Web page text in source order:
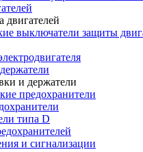
двигателей
выключатели защиты
и держатели
предохранители
типа D
и сигнализации